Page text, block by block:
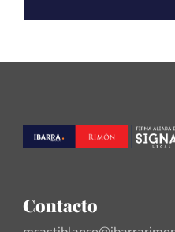
Contacto